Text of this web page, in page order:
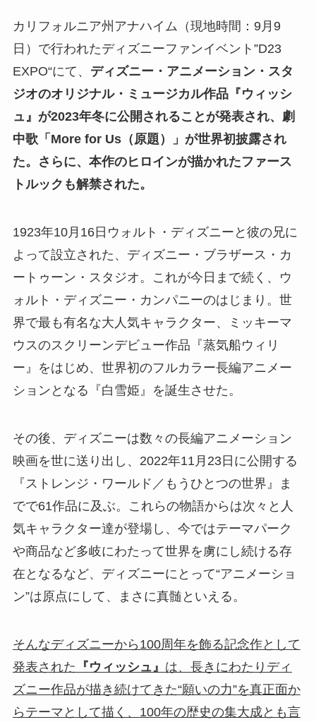
カリフォルニア州アナハイム（現地時間：9月9
日）で行われたディズニーファンイベント”D23
EXPO“にて、 ディズニー・アニメーション・スタ
ジオのオリジナル・ミュージカル作品『ウィッシ
ュ』が2023年冬に公開されることが発表され、劇
中歌「More for Us（原題）」が世界初披露され
た。さらに、本作のヒロインが描かれたファース
トルックも解禁された。
1923年10月16日ウォルト・ディズニーと彼の兄に
よって設立された、ディズニー・ブラザース・カ
ートゥーン・スタジオ。これが今日まで続く、ウ
ォルト・ディズニー・カンパニーのはじまり。世
界で最も有名な大人気キャラクター、ミッキーマ
ウスのスクリーンデビュー作品『蒸気船ウィリ
ー』をはじめ、世界初のフルカラー長編アニメー
ションとなる『白雪姫』を誕生させた。
その後、ディズニーは数々の長編アニメーション
映画を世に送り出し、2022年11月23日に公開する
『ストレンジ・ワールド／もうひとつの世界』ま
でで61作品に及ぶ。これらの物語からは次々と人
気キャラクター達が登場し、今ではテーマパーク
や商品など多岐にわたって世界を虜にし続ける存
在となるなど、ディズニーにとって“アニメーショ
ン”は原点にして、まさに真髄といえる。
そんなディズニーから100周年を飾る記念作として
発表された 『ウィッシュ』 は、長きにわたりディ
ズニー作品が描き続けてきた“願いの力”を真正面か
らテーマとして描く、100年の歴史の集大成とも言